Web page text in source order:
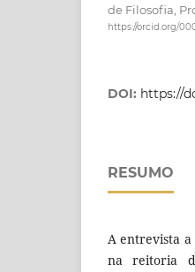
de Filosofia,
https://orcid.org/
DOI: https://
RESUMO
A entrevista a
na reitoria